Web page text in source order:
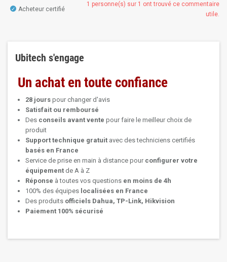
✓ Acheteur certifié
1 personne(s) sur 1 ont trouvé ce commentaire
utile.
Ubitech s'engage
Un achat en toute confiance
28 jours pour changer d'avis
Satisfait ou remboursé
Des conseils avant vente pour faire le meilleur choix de
produit
Support technique gratuit avec des techniciens certifiés
basés en France
Service de prise en main à distance pour configurer votre
équipement de A à Z
Réponse à toutes vos questions en moins de 4h
100% des équipes localisées en France
Des produits officiels Dahua, TP-Link, Hikvision
Paiement 100% sécurisé